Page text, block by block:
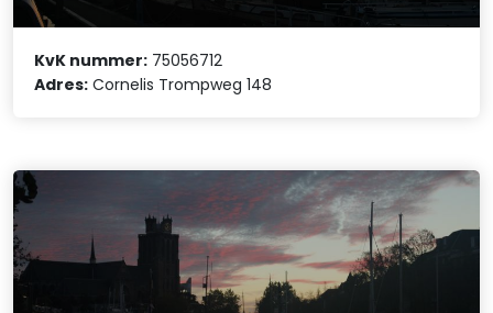
KvK nummer: 75056712
Adres: Cornelis Trompweg 148